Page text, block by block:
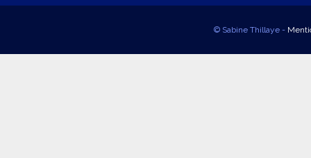
© Sabine Thillaye -